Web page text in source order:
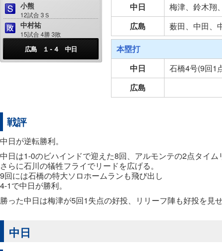
小熊
12試合 3Ｓ
中村祐
15試合 4勝 3敗
広島 １ - ４ 中日
中日
梅津、鈴木翔
広島
薮田、中田、
本塁打
中日
石橋4号(9回1
広島
戦評
中日が逆転勝利。
中日は1-0のビハインドで迎えた8回、アルモンテの2点タイ
さらに石川の犠牲フライでリードを広げる。
9回には石橋の特大ソロホームランも飛び出し
4-1で中日が勝利。
勝った中日は梅津が5回1失点の好投、リリーフ陣も好投を見
中日